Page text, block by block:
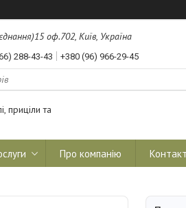
оф.702, Київ, Україна
288-43-43 +380 (96) 966-29-45
приціли та
Про компанію